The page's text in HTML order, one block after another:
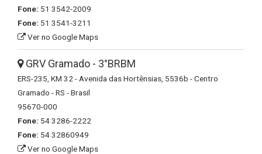
Fone: 51 3542-2009
Fone: 51 3541-3211
Ver no Google Maps
GRV Gramado - 3°BRBM
ERS-235, KM 32 - Avenida das Hortênsias, 5536b - Centro
Gramado - RS - Brasil
95670-000
Fone: 54 3286-2222
Fone: 54 32860949
Ver no Google Maps